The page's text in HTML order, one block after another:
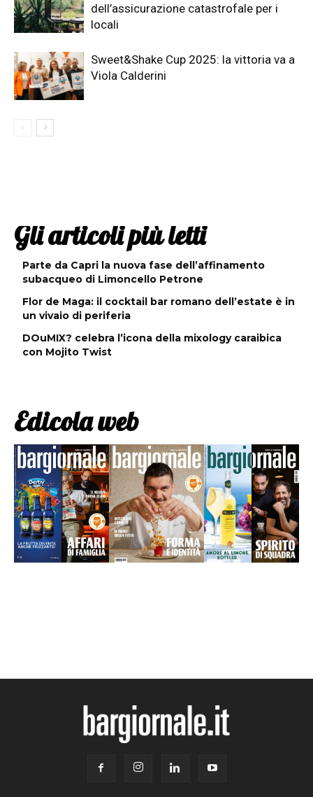
dell’assicurazione catastrofale per i
locali
Sweet&Shake Cup 2025: la vittoria va a
Viola Calderini
Gli articoli più letti
Parte da Capri la nuova fase dell’affinamento
subacqueo di Limoncello Petrone
Flor de Maga: il cocktail bar romano dell’estate è in
un vivaio di periferia
DOuMIX? celebra l’icona della mixology caraibica
con Mojito Twist
Edicola web